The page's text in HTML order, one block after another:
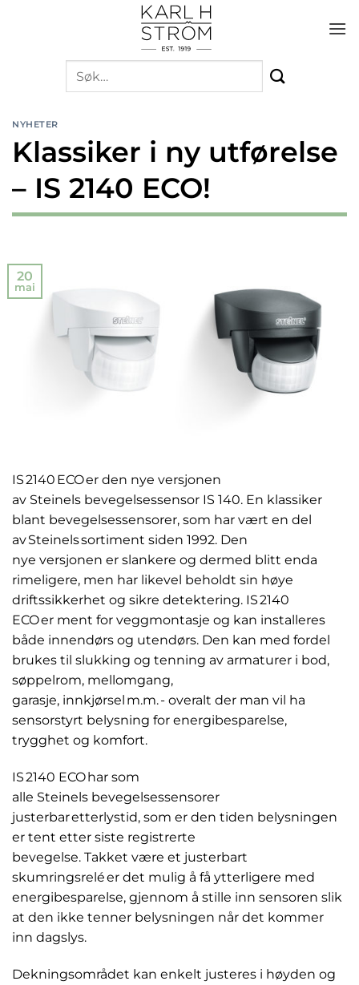
Søk
etter:
NYHETER
Klassiker i ny utførelse
– IS 2140 ECO!
20
mai
IS 2140 ECO er den nye versjonen
av Steinels bevegelsessensor IS 140. En klassiker
blant bevegelsessensorer, som har vært en del
av Steinels sortiment siden 1992. Den
nye versjonen er slankere og dermed blitt enda
rimeligere, men har likevel beholdt sin høye
driftssikkerhet og sikre detektering. IS 2140
ECO er ment for veggmontasje og kan installeres
både innendørs og utendørs. Den kan med fordel
brukes til slukking og tenning av armaturer i bod,
søppelrom, mellomgang,
garasje, innkjørsel m.m. - overalt der man vil ha
sensorstyrt belysning for energibesparelse,
trygghet og komfort.
IS 2140 ECO har som
alle Steinels bevegelsessensorer
justerbar etterlystid, som er den tiden belysningen
er tent etter siste registrerte
bevegelse. Takket være et justerbart
skumringsrelé er det mulig å få ytterligere med
energibesparelse, gjennom å stille inn sensoren slik
at den ikke tenner belysningen når det kommer
inn dagslys.
Dekningsområdet kan enkelt justeres i høyden og